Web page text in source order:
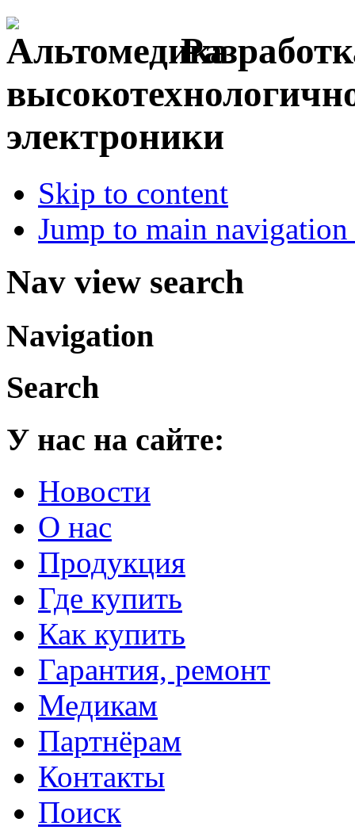
электроники
Skip to content
Jump to main
Nav view search
Navigation
Search
У нас на сайте:
Новости
О нас
Продукция
Где купить
Как купить
Гарантия, ремонт
Медикам
Партнёрам
Контакты
Поиск